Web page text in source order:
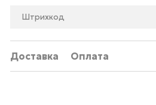
Штрихкод
Доставка Оплата